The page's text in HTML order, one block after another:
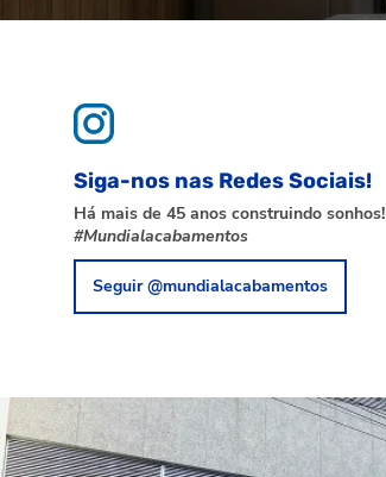
Siga-nos nas Redes Sociais!
Há mais de 45 anos construindo sonhos!
#Mundialacabamentos
Seguir @mundialacabamentos